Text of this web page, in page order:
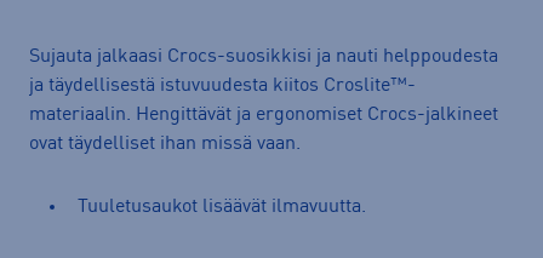
Sujauta jalkaasi Crocs-suosikkisi ja nauti helppoudesta
ja täydellisestä istuvuudesta kiitos Croslite™-
materiaalin. Hengittävät ja ergonomiset Crocs-jalkineet
ovat täydelliset ihan missä vaan.
Tuuletusaukot lisäävät ilmavuutta.